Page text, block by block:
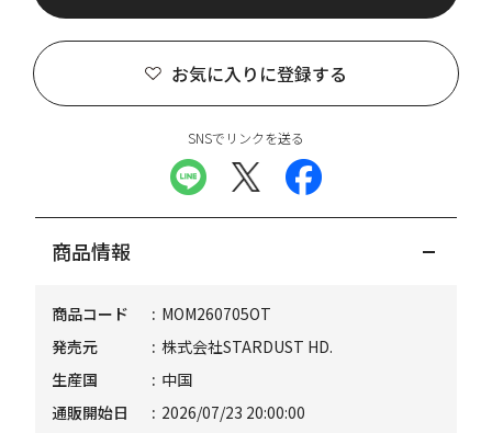
お気に入りに登録する
SNSでリンクを送る
商品情報
商品コード
MOM260705OT
発売元
株式会社STARDUST HD.
生産国
中国
通販開始日
2026/07/23 20:00:00